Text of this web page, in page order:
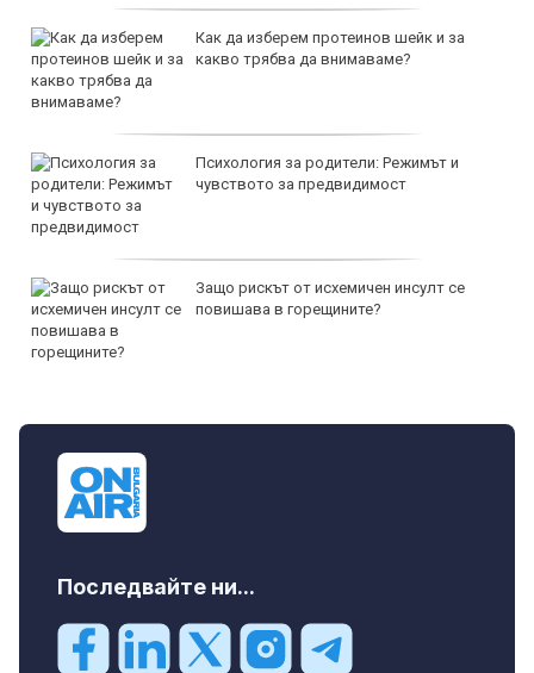
Как да изберем протеинов шейк и за
какво трябва да внимаваме?
Психология за родители: Режимът и
чувството за предвидимост
Защо рискът от исхемичен инсулт се
повишава в горещините?
Последвайте ни...